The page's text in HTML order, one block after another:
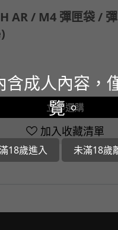
AR / M4 彈匣袋 /
立即選購
加入收藏清單
含成人內容，
覽。
18歲進入 未滿18歲